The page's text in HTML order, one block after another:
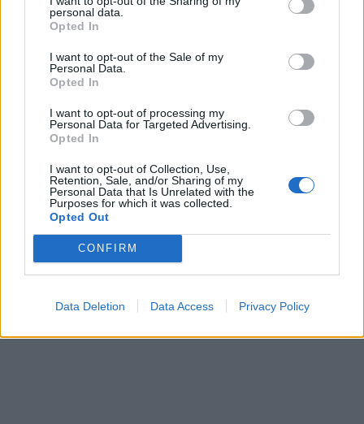
personal data.
Opted In
I want to opt-out of the Sale of my
Personal Data.
Opted In
I want to opt-out of processing my
Personal Data for Targeted Advertising.
Opted In
I want to opt-out of Collection, Use,
Retention, Sale, and/or Sharing of my
Personal Data that Is Unrelated with the
Purposes for which it was collected.
Opted Out
CONFIRM
Data Deletion Data Access Privacy Policy
yra ne senesni nei 13 metų."
turėtų pakilti bilietų kainos arba šių transporto
priemonių įsigijimą turėtų dotuoti savivaldybė. Tačiau
nemanau, kad savivaldybė yra tokia turtinga, jog galėtų
kitoms sritims reikalingas lėšas paaukoti naujiems
viešojo transporto priemonių atnaujinimui reikėtų
skirti kone kasmet", - teigė "Pajūrio autobusų"
vadovas Leonas Šiaulys.